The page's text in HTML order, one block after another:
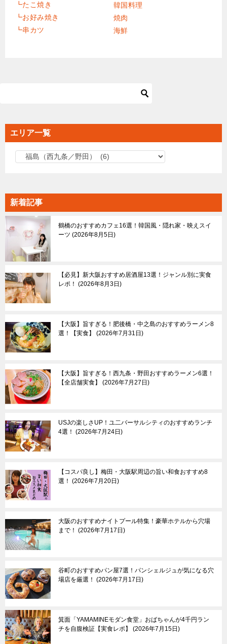
┗たこ焼き
┗お好み焼き
┗串カツ
韓国料理
焼肉
海鮮
エリア一覧
一
覧
新着記事
鶴橋のおすすめカフェ16選！韓国風・隠れ家・映えスイ
ーツ 2026年8月5日
【必見】新大阪おすすめ居酒屋13選！ジャンル別に実食
レポ！
2026年8月3日
【大阪】旨すぎる！肥後橋・中之島のおすすめラーメン8
選！【実食】
2026年7月31日
【大阪】旨すぎる！西九条・野田おすすめラーメン6選！
【全店舗実食】
2026年7月27日
USJの楽しさUP！ユ二バーサルシティのおすすめランチ
4選！
2026年7月24日
【コスパ良し】梅田・大阪駅周辺の旨い和食おすすめ8
選！
2026年7月20日
大阪のおすすめナイトプール特集！豪華ホテルから穴場
まで！
2026年7月17日
谷町のおすすめパン屋7選！パンシェルジュが気になる穴
場店を厳選！
2026年7月17日
箕面「YAMAMINEモダン食堂」おばちゃんが4千円ラン
チを自腹検証【実食レポ】
2026年7月15日